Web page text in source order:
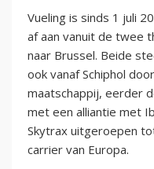
Vueling is sinds 1 juli
af aan vanuit de twee
naar Brussel. Beide
ook vanaf Schiphol
maatschappij, eerder
met een alliantie met
Skytrax uitgeroepen
carrier van Europa.